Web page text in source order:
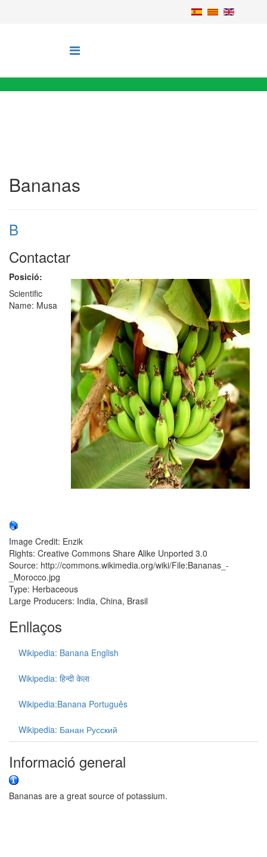
Bananas
B
Contactar
Posició:
Scientific
Name: Musa
Image Credit: Enzik
Rights: Creative Commons Share Alike Unported 3.0
Source: http://commons.wikimedia.org/wiki/File:Bananas_-
_Morocco.jpg
Type: Herbaceous
Large Producers: India, China, Brasil
Enllaços
Wikipedia: Banana English
Wikipedia: हिन्दी केला
Wikipedia:Banana Português
Wikipedia: Банан Русский
Informació general
Bananas are a great source of potassium.